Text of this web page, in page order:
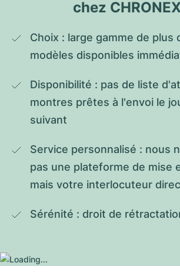
chez
Choix : large gamme de plus
modèles disponibles
Disponibilité : pas de liste
montres prêtes à l'envoi le
suivant
Service personnalisé : nous
pas une plateforme de mise
mais votre interlocuteur
Sérénité : droit de